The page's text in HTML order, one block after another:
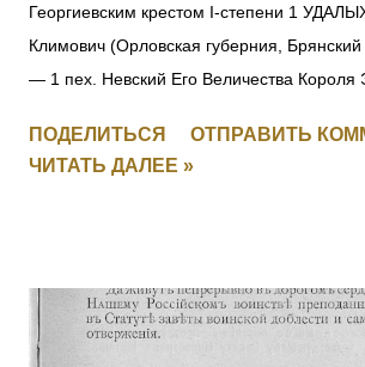
Георгиевским крестом I-степени 1
Климович (Орловская губерния, Брянский
— 1 пех. Невский Его Величества Короля
полка в Восточной Пруссии в середине
зарыл полковое знамя, дабы оно не
Императором в Царском Селе (в
12 ноября 1914 г. Получил также золотые
ПОДЕЛИТЬСЯ
ОТПРАВИТЬ
ЧИТАТЬ ДАЛЕЕ »